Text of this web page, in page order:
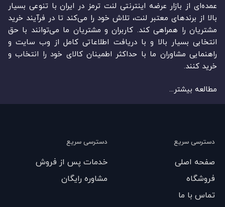
عمده‏‌ای از بازار عرضه اینترنتی لنت ترمز در ایران با تنوعی بسیار
بالا از برندهای معتبر لنت، تلاش خود را می‌‏‏کند تا در فرآیند خرید
مشتریان را همراهی کند. کاربران و مشتریان ما می‏‏‌توانند با حق
انتخابی بسیار بالا و با دریافت اطلاعاتی کامل از وب سایت و
راهنمایی مشاوران ما با حداکثر اطمینان کالای خود را انتخاب و
خرید کنند.
مطالعه بیشتر...
دسترسی سریع
صفحه اصلی
فروشگاه
تماس با ما
دسترسی سریع
خدمات پس از فروش
مشاوره رایگان